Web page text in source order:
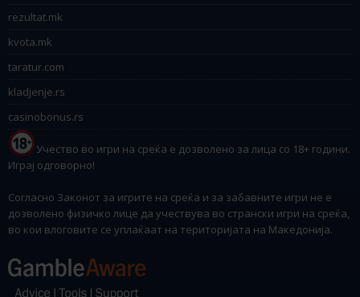
rezultat.mk
kvota.mk
taratur.com
kladjenje.rs
casinobonus.rs
Учество во игри на среќа е дозволено за лица со 18+ години.
Играј одговорно!
Согласно Законот за игрите на среќа и за забавните игри не е
дозволено физичко лице да учествува во странски игри на среќа,
во кои влоговите се уплаќаат на територијата на Македонија.